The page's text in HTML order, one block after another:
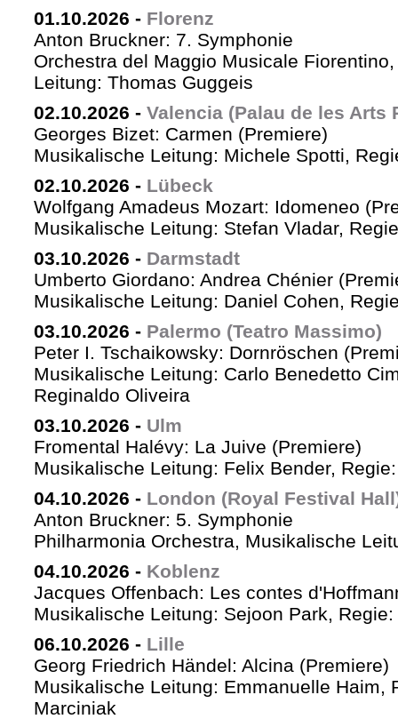
01.10.2026 - Florenz
Anton Bruckner: 7. Symphonie
Orchestra del Maggio Musicale
Leitung: Thomas Guggeis
02.10.2026 - Valencia (Palau de les Arts
Georges Bizet: Carmen (Premiere)
Musikalische Leitung: Michele Spotti,
02.10.2026 - Lübeck
Wolfgang Amadeus Mozart: Idomeneo
Musikalische Leitung: Stefan Vladar,
03.10.2026 - Darmstadt
Umberto Giordano: Andrea Chénier
Musikalische Leitung: Daniel Cohen,
03.10.2026 - Palermo (Teatro Massimo)
Peter I. Tschaikowsky: Dornröschen
Musikalische Leitung: Carlo Benedetto
Reginaldo Oliveira
03.10.2026 - Ulm
Fromental Halévy: La Juive (Premiere)
Musikalische Leitung: Felix Bender,
04.10.2026 - London (Royal Festival
Anton Bruckner: 5. Symphonie
Philharmonia Orchestra, Musikalische
04.10.2026 - Koblenz
Jacques Offenbach: Les contes
Musikalische Leitung: Sejoon Park,
06.10.2026 - Lille
Georg Friedrich Händel: Alcina (Premiere)
Musikalische Leitung: Emmanuelle Haim,
Marciniak